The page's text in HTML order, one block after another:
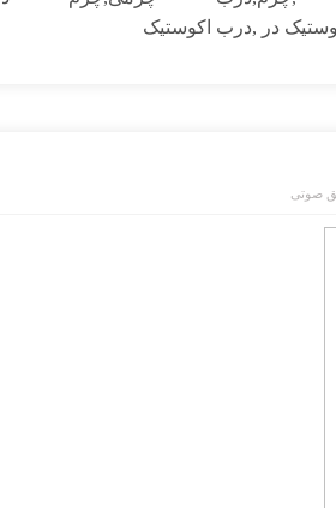
در ,درب اکوستیک
صوتی